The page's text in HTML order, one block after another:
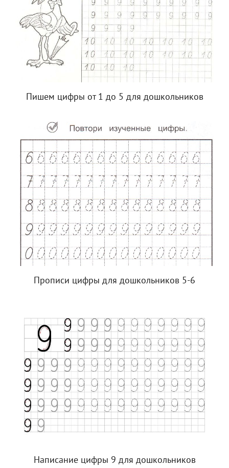
Пишем цифры от 1 до 5 для дошкольников
Прописи цифры для дошкольников 5-6
Написание цифры 9 для дошкольников